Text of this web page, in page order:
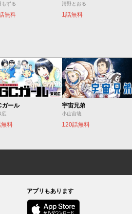
もずる
無料
清野とおる
1話無料
ガール
広
料
宇宙兄弟
小山宙哉
120話無料
アプリもあります